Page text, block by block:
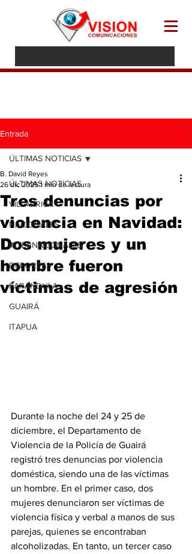
Entrada
ÚLTIMAS NOTICIAS
VILLARRICA
NACIONALES
INTERNACIONALES
DEPORTES
FARANDULA
GUAIRÁ
ITAPUA
ÚLTIMAS NOTICIAS
Tres denuncias por
violencia en Navidad:
Dos mujeres y un
hombre fueron
víctimas de agresión
B. David Reyes
26 dic 2025 1 min de lectura
Durante la noche del 24 y 25 de
diciembre, el Departamento de
Violencia de la Policía de Guairá
registró tres denuncias por violencia
doméstica, siendo una de las víctimas
un hombre. En el primer caso, dos
mujeres denunciaron ser víctimas de
violencia física y verbal a manos de sus
parejas, quienes se encontraban
alcoholizadas. En tanto, un tercer caso